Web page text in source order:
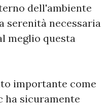
dell'ambiente
serenità necessaria
meglio questa
importante come
ha sicuramente